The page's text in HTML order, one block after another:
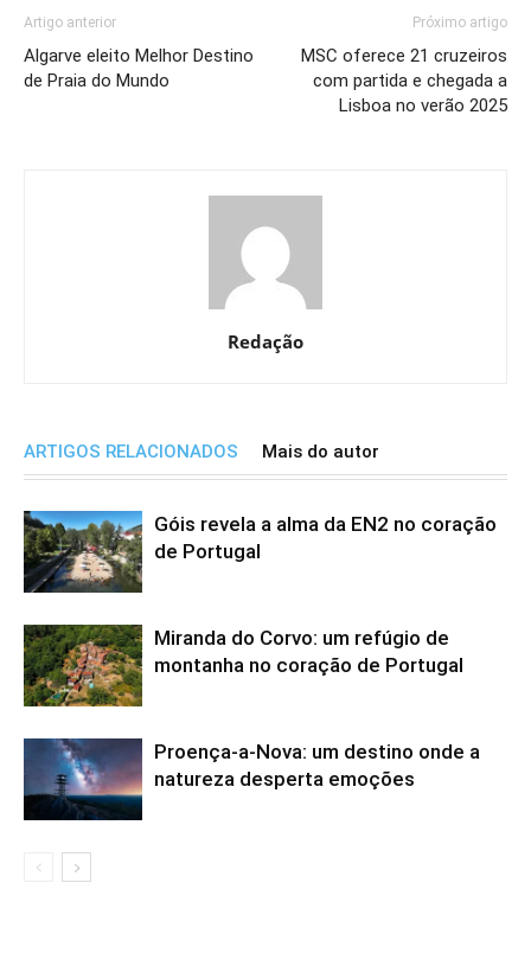
Artigo anterior
Algarve eleito Melhor Destino
de Praia do Mundo
Próximo artigo
MSC oferece 21 cruzeiros
com partida e chegada a
Lisboa no verão 2025
Redação
ARTIGOS RELACIONADOS Mais do autor
Góis revela a alma da EN2 no coração
de Portugal
Miranda do Corvo: um refúgio de
montanha no coração de Portugal
Proença-a-Nova: um destino onde a
natureza desperta emoções